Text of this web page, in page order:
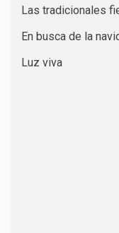
Las tradicionales
En busca de la
Luz viva